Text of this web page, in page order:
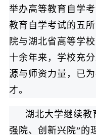
举办高等教育自学
教育自学考试的五
院与湖北省高等学
十余年来，学校充
源与师资力量，已
才。
湖北大学继续教
强院、创新兴院”的